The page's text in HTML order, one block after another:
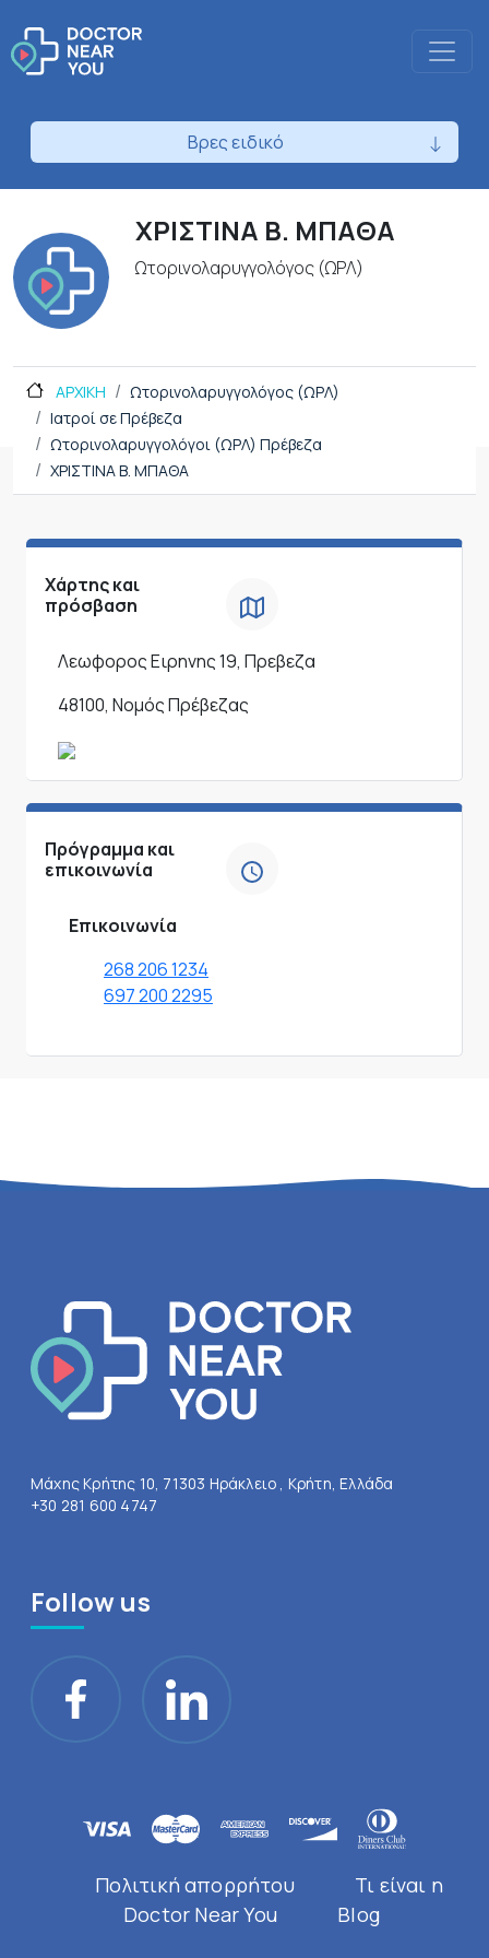
Βρες ειδικό
ΧΡΙΣΤΙΝΑ Β. ΜΠΑΘΑ
Ωτορινολαρυγγολόγος (ΩΡΛ)
ΑΡΧΙΚΗ
Ωτορινολαρυγγολόγος (ΩΡΛ)
Ιατροί σε Πρέβεζα
Ωτορινολαρυγγολόγοι (ΩΡΛ) Πρέβεζα
ΧΡΙΣΤΙΝΑ Β. ΜΠΑΘΑ
Χάρτης και
πρόσβαση
Λεωφορος Ειρηνης 19, Πρεβεζα
48100, Νομός Πρέβεζας
Πρόγραμμα και
επικοινωνία
Επικοινωνία
268 206 1234
697 200 2295
Μάχης Κρήτης 10, 71303 Ηράκλειο , Κρήτη, Ελλάδα
+30 281 600 4747
Follow us
Πολιτική απορρήτου
Τι είναι η
Doctor Near You
Blog